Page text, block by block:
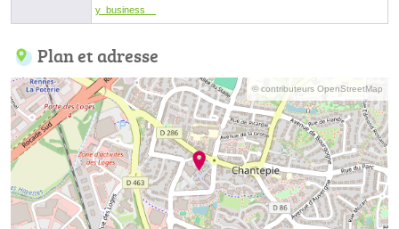
y_business__
Plan et adresse
© contributeurs OpenStreetMap